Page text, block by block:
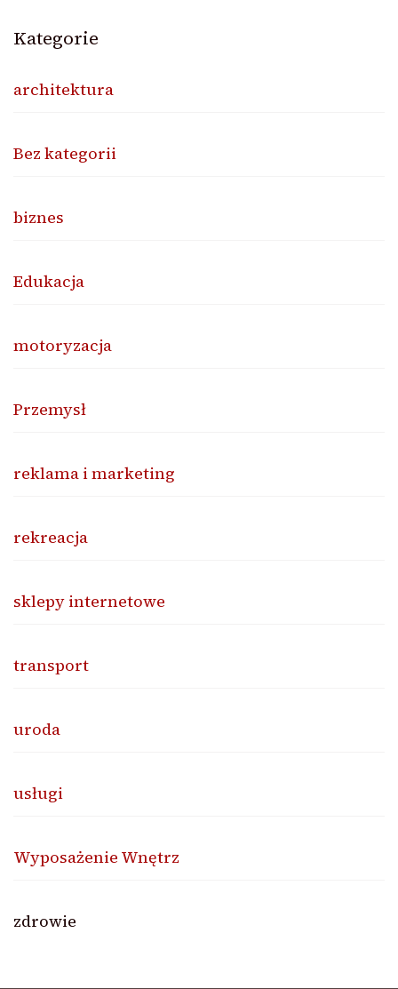
Kategorie
architektura
Bez kategorii
biznes
Edukacja
motoryzacja
Przemysł
reklama i marketing
rekreacja
sklepy internetowe
transport
uroda
usługi
Wyposażenie Wnętrz
zdrowie